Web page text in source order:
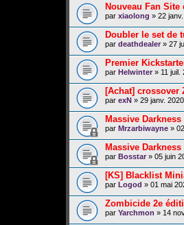
Nouveau Fan Site
par xiaolong » 22
Doubler le set de
par deathdealer » 27
Premier
par Helwinter » 11 juil.
[Achat] crossover
par exN » 29 janv.
Massive
par Mrzarbiwayne »
Massive
par Bosstar » 05 juin
[KS] Blacklist
par Logod » 01 mai
Zombicide 2e
par Yarchmon » 14